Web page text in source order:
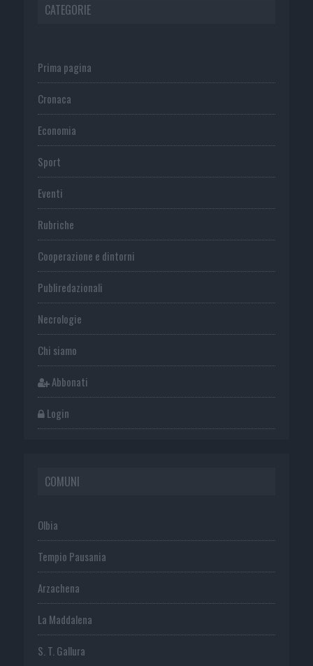
CATEGORIE
Prima pagina
Cronaca
Economia
Sport
Eventi
Rubriche
Cooperazione e dintorni
Publiredazionali
Necrologie
Chi siamo
Abbonati
Login
COMUNI
Olbia
Tempio Pausania
Arzachena
La Maddalena
S. T. Gallura